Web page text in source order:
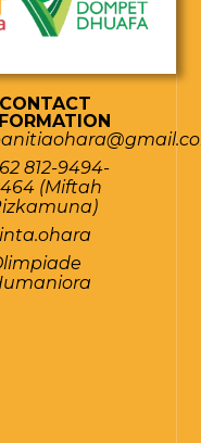
CONTACT
812-9494-
(Miftah